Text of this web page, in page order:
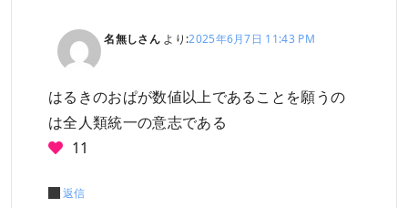
名無しさん より:2025年6月7日 11:43 PM
はるきのおぱが数値以上であることを願うの
は全人類統一の意志である
11
返信